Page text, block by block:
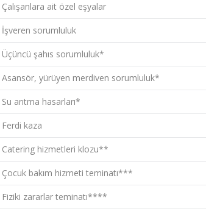
Çalışanlara ait özel eşyalar
İşveren sorumluluk
Üçüncü şahıs sorumluluk*
Asansör, yürüyen merdiven sorumluluk*
Su arıtma hasarları*
Ferdi kaza
Catering hizmetleri klozu**
Çocuk bakım hizmeti teminatı***
Fiziki zararlar teminatı****